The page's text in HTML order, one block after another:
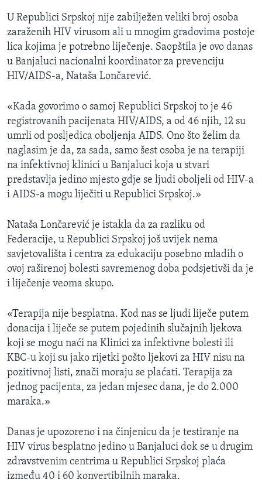
U Republici Srpskoj nije zabilježen veliki broj osoba
zaraženih HIV virusom ali u mnogim gradovima postoje
lica kojima je potrebno liječenje. Saopštila je ovo danas
u Banjaluci nacionalni koordinator za prevenciju
HIV/AIDS-a, Nataša Lončarević.
«Kada govorimo o samoj Republici Srpskoj to je 46
registrovanih pacijenata HIV/AIDS, a od 46 njih, 12 su
umrli od posljedica oboljenja AIDS. Ono što želim da
naglasim je da, za sada, samo šest osoba je na terapiji
na infektivnoj klinici u Banjaluci koja u stvari
predstavlja jedino mjesto gdje se ljudi oboljeli od HIV-a
i AIDS-a mogu liječiti u Republici Srpskoj.»
Nataša Lončarević je istakla da za razliku od
Federacije, u Republici Srpskoj još uvijek nema
savjetovališta i centra za edukaciju posebno mladih o
ovoj raširenoj bolesti savremenog doba podsjetivši da je
i liječenje veoma skupo.
«Terapija nije besplatna. Kod nas se ljudi liječe putem
donacija i liječe se putem pojedinih slučajnih ljekova
koji se mogu naći na Klinici za infektivne bolesti ili
KBC-u koji su jako rijetki pošto ljekovi za HIV nisu na
pozitivnoj listi, znači moraju se plaćati. Terapija za
jednog pacijenta, za jedan mjesec dana, je do 2.000
maraka.»
Danas je upozoreno i na činjenicu da je testiranje na
HIV virus besplatno jedino u Banjaluci dok se u drugim
zdravstvenim centrima u Republici Srpskoj plaća
između 40 i 60 konvertibilnih maraka.